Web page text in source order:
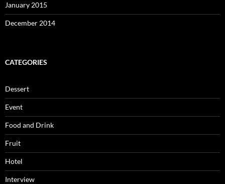
January 2015
December 2014
CATEGORIES
Dessert
Event
Food and Drink
Fruit
Hotel
Interview